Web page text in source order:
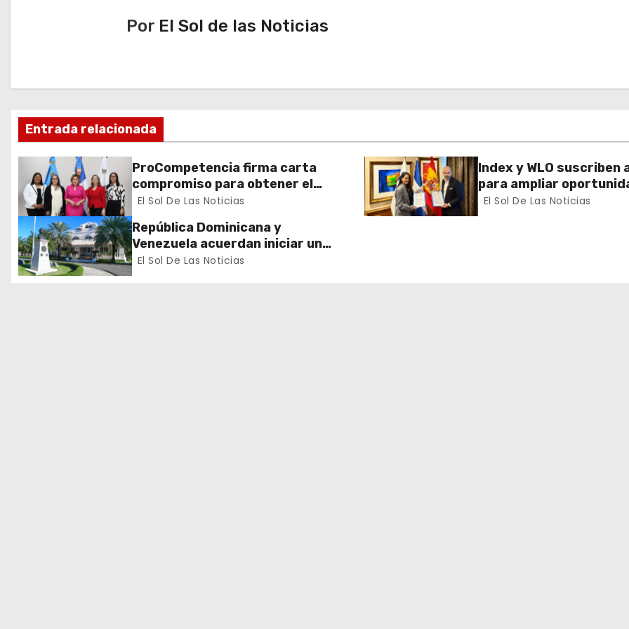
c
i
ó
n
d
e
Por El Sol de las Noticias
Entrada relacionada
ProCompetencia firma carta
compromiso para obtener el
Sello Igualando RD para el Sector
El Sol De Las Noticias
Index y WLO suscriben
para ampliar
formación de
El Sol De Las Noticias
República Dominicana y
Venezuela acuerdan iniciar un
proceso de normalización
El Sol De Las Noticias